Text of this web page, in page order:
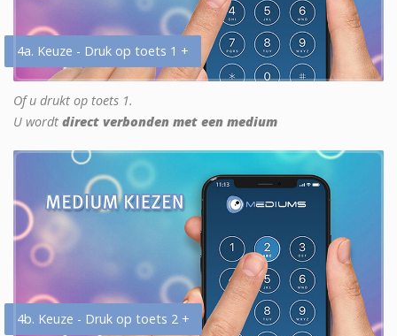
4a. Keuze - Druk op toets 1 +
Of u drukt op toets 1.
U wordt direct verbonden met een medium
4b. Keuze - Druk op toets 2 +